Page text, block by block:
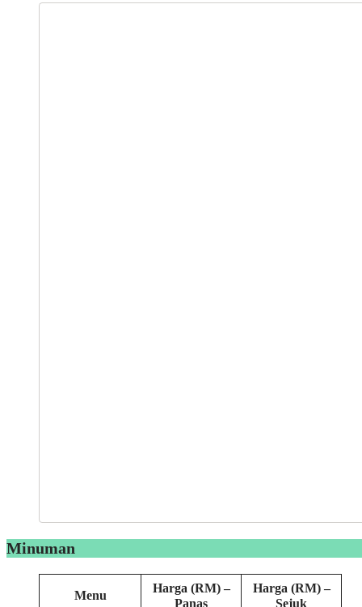
Minuman
Menu
Harga (RM) –
Panas
Harga (RM) –
Sejuk